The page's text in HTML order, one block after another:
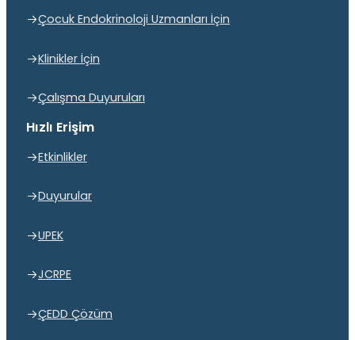
Çocuk Endokrinoloji Uzmanları İçin
Klinikler İçin
Çalışma Duyuruları
Hızlı Erişim
Etkinlikler
Duyurular
UPEK
JCRPE
ÇEDD Çözüm